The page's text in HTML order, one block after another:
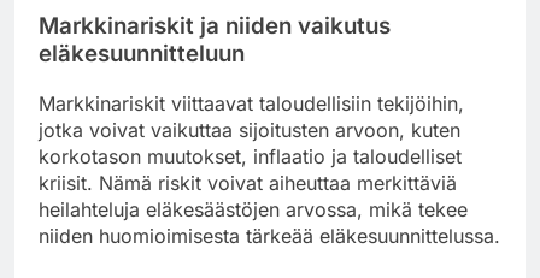
Markkinariskit ja niiden vaikutus
eläkesuunnitteluun
Markkinariskit viittaavat taloudellisiin tekijöihin,
jotka voivat vaikuttaa sijoitusten arvoon, kuten
korkotason muutokset, inflaatio ja taloudelliset
kriisit. Nämä riskit voivat aiheuttaa merkittäviä
heilahteluja eläkesäästöjen arvossa, mikä tekee
niiden huomioimisesta tärkeää eläkesuunnittelussa.